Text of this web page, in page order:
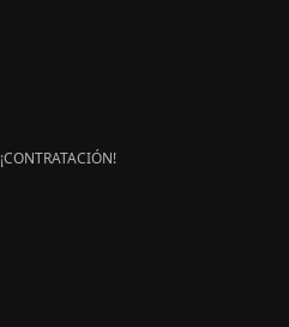
¡CONTRATACIÓN!